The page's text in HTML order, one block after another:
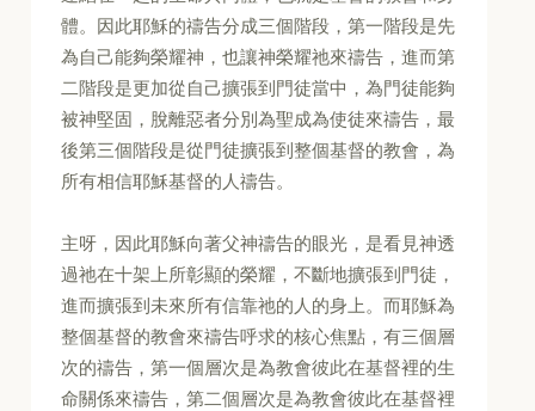
體。因此耶穌的禱告分成三個階段，第一階段是先
為自己能夠榮耀神，也讓神榮耀祂來禱告，進而第
二階段是更加從自己擴張到門徒當中，為門徒能夠
被神堅固，脫離惡者分別為聖成為使徒來禱告，最
後第三個階段是從門徒擴張到整個基督的教會，為
所有相信耶穌基督的人禱告。
主呀，因此耶穌向著父神禱告的眼光，是看見神透
過祂在十架上所彰顯的榮耀，不斷地擴張到門徒，
進而擴張到未來所有信靠祂的人的身上。而耶穌為
整個基督的教會來禱告呼求的核心焦點，有三個層
次的禱告，第一個層次是為教會彼此在基督裡的生
命關係來禱告，第二個層次是為教會彼此在基督裡